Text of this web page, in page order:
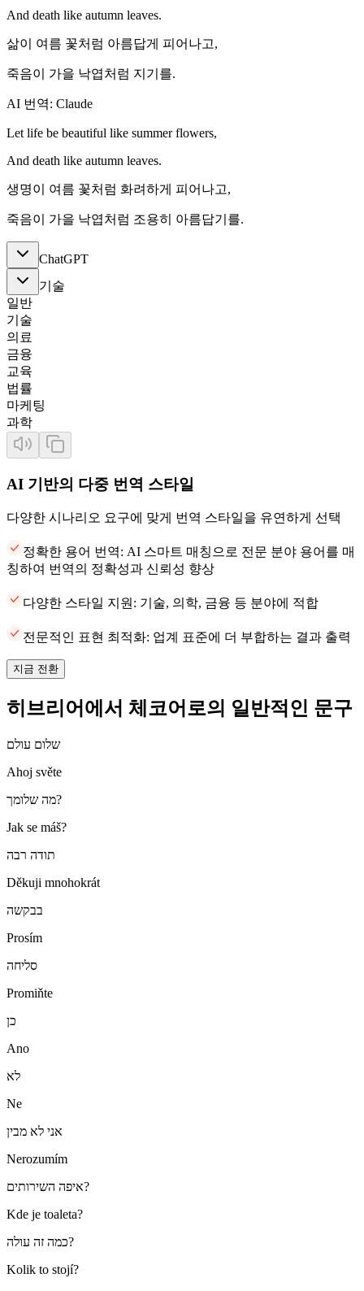
And death like autumn leaves.
삶이 여름 꽃처럼 아름답게 피어나고,
죽음이 가을 낙엽처럼 지기를.
AI 번역: Claude
Let life be beautiful like summer flowers,
And death like autumn leaves.
생명이 여름 꽃처럼 화려하게 피어나고,
죽음이 가을 낙엽처럼 조용히 아름답기를.
ChatGPT
기술
일반
기술
의료
금융
교육
법률
마케팅
과학
AI 기반의 다중 번역 스타일
다양한 시나리오 요구에 맞게 번역 스타일을 유연하게 선택
정확한 용어 번역: AI 스마트 매칭으로 전문 분야 용어를 매
칭하여 번역의 정확성과 신뢰성 향상
다양한 스타일 지원: 기술, 의학, 금융 등 분야에 적합
전문적인 표현 최적화: 업계 표준에 더 부합하는 결과 출력
지금 전환
히브리어에서 체코어로의 일반적인 문구
שלום עולם
Ahoj světe
מה שלומך?
Jak se máš?
תודה רבה
Děkuji mnohokrát
בבקשה
Prosím
סליחה
Promiňte
כן
Ano
לא
Ne
אני לא מבין
Nerozumím
איפה השירותים?
Kde je toaleta?
כמה זה עולה?
Kolik to stojí?